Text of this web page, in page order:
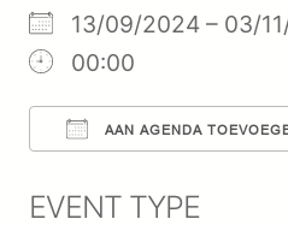
13/09/2024 – 03/
00:00
AAN AGENDA
EVENT TYPE